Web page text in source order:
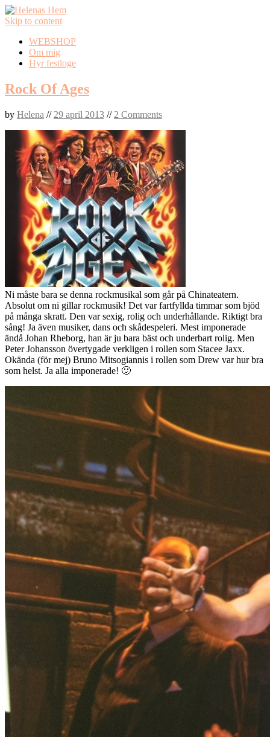
Skip to content
WEBSHOP
Om mig
Hyr festloge
Rock Of Ages
by Helena // 29 april 2013 // 2 Comments
Ni måste bara se denna rockmusikal som går på Chinateatern.
Absolut om ni gillar rockmusik! Det var fartfyllda timmar som bjöd
på många skratt. Den var sexig, rolig och underhållande. Riktigt bra
sång! Ja även musiker, dans och skådespeleri. Mest imponerade
ändå Johan Rheborg, han är ju bara bäst och underbart rolig. Men
Peter Johansson övertygade verkligen i rollen som Stacee Jaxx.
Okända (för mej) Bruno Mitsogiannis i rollen som Drew var hur bra
som helst. Ja alla imponerade! 🙂